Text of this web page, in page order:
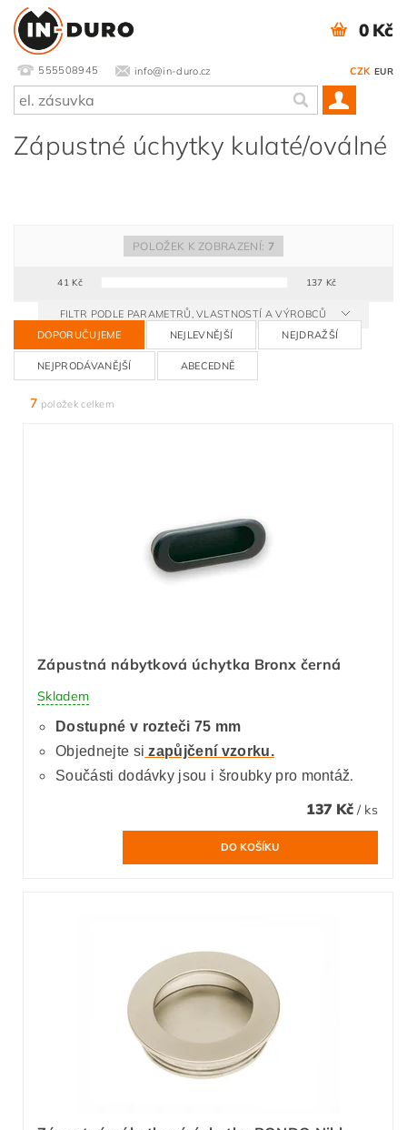
555508945 info@in-duro.cz CZK EUR
0 Kč
Zápustné úchytky kulaté/oválné
41Kč 137 Kč
POLOŽEK K ZOBRAZENÍ: 7
FILTR PODLE PARAMETRŮ, VLASTNOSTÍ A VÝROBCŮ
DOPORUČUJEME
NEJLEVNĚJŠÍ NEJDRAŽŠÍ
NEJPRODÁVANĚJŠÍ ABECEDNĚ
7 položek celkem
Zápustná nábytková úchytka Bronx černá
Skladem
Dostupné v rozteči 75 mm
Objednejte si zapůjčení vzorku.
Součásti dodávky jsou i šroubky pro montáž.
137 Kč / ks